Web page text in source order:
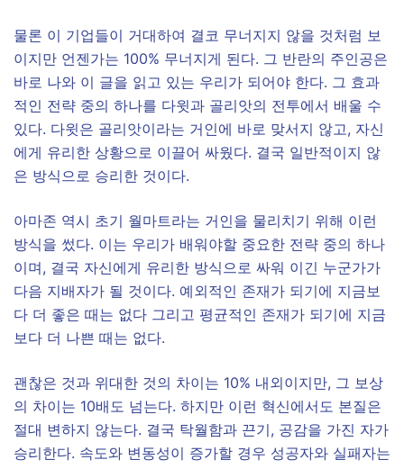
​물론 이 기업들이 거대하여 결코 무너지지 않을 것처럼 보
이지만 언젠가는 100% 무너지게 된다. 그 반란의 주인공은
바로 나와 이 글을 읽고 있는 우리가 되어야 한다. 그 효과
적인 전략 중의 하나를 다윗과 골리앗의 전투에서 배울 수
있다. 다윗은 골리앗이라는 거인에 바로 맞서지 않고, 자신
에게 유리한 상황으로 이끌어 싸웠다. 결국 일반적이지 않
은 방식으로 승리한 것이다.
​아마존 역시 초기 월마트라는 거인을 물리치기 위해 이런
방식을 썼다. 이는 우리가 배워야할 중요한 전략 중의 하나
이며, 결국 자신에게 유리한 방식으로 싸워 이긴 누군가가
다음 지배자가 될 것이다. 예외적인 존재가 되기에 지금보
다 더 좋은 때는 없다 그리고 평균적인 존재가 되기에 지금
보다 더 나쁜 때는 없다.
​괜찮은 것과 위대한 것의 차이는 10% 내외이지만, 그 보상
의 차이는 10배도 넘는다. 하지만 이런 혁신에서도 본질은
절대 변하지 않는다. 결국 탁월함과 끈기, 공감을 가진 자가
승리한다. 속도와 변동성이 증가할 경우 성공자와 실패자는